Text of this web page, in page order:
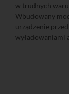
w trudnych
Wbudowany
urządzenie
wyładowaniami